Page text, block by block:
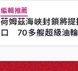
編輯推薦
荷姆茲海峽封鎖將
口 70多艘超級油